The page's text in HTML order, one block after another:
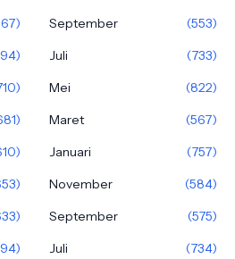
September
(553)
Juli
(733)
Mei
(822)
Maret
(567)
Januari
(757)
November
(584)
September
(575)
Juli
(734)